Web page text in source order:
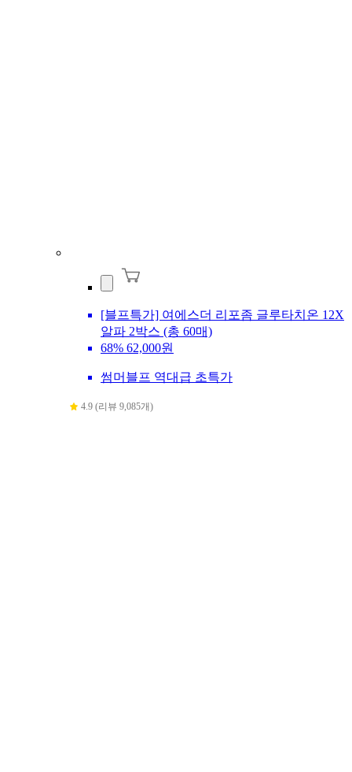
[블프특가] 여에스더 리포좀 글루타치온 12X
알파 2박스 (총 60매)
68% 62,000원
썸머블프 역대급 초특가
4.9 (리뷰 9,085개)